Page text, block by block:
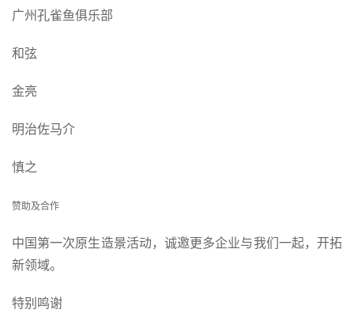
广州孔雀鱼俱乐部
和弦
金亮
明治佐马介
慎之
赞助及合作
中国第一次原生造景活动，诚邀更多企业与我们一起，开拓
新领域。
特别鸣谢